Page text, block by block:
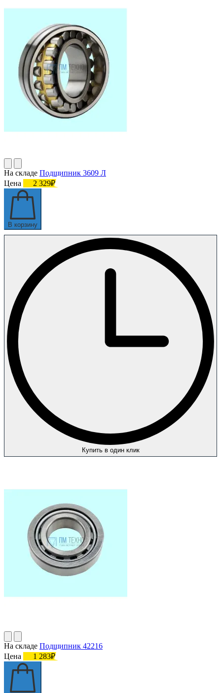
На складе Подшипник 3609 Л
Цена
2 329₽
В корзину
Купить в один клик
На складе Подшипник 42216
Цена
1 283₽